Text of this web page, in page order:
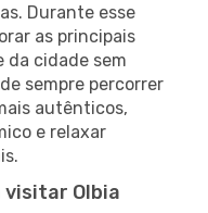
Durante esse
as principais
da cidade sem
sempre percorrer
autênticos,
e relaxar
visitar Olbia